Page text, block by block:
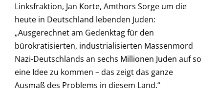
Linksfraktion, Jan Korte, Amthors Sorge um die
heute in Deutschland lebenden Juden:
„Ausgerechnet am Gedenktag für den
bürokratisierten, industrialisierten Massenmord
Nazi-Deutschlands an sechs Millionen Juden auf so
eine Idee zu kommen – das zeigt das ganze
Ausmaß des Problems in diesem Land.“